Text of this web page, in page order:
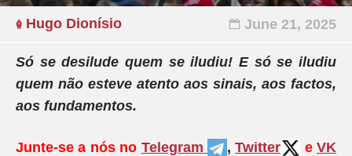
Hugo Dionísio June 21, 2025
Só se desilude quem se iludiu! E só se iludiu
quem não esteve atento aos sinais, aos factos,
aos fundamentos.
Junte-se a nós no Telegram ,Twitter e VK